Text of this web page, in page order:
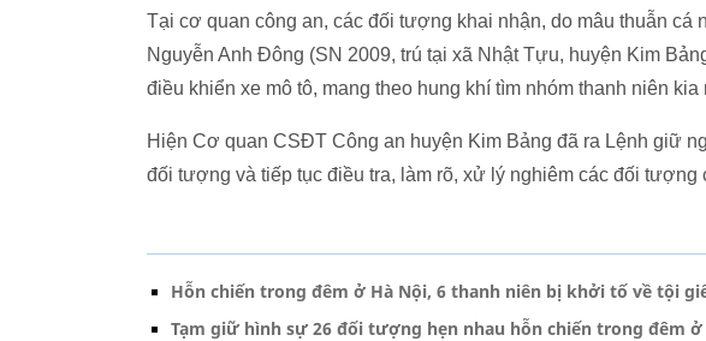
Tại cơ quan công an, các đối tượng khai nhận, do mâu thuẫn cá
Nguyễn Anh Đông (SN 2009, trú tại xã Nhật Tựu, huyện Kim
điều khiển xe mô tô, mang theo hung khí tìm nhóm thanh niên kia
Hiện Cơ quan CSĐT Công an huyện Kim Bảng đã ra Lệnh giữ
đối tượng và tiếp tục điều tra, làm rõ, xử lý nghiêm các đối tượng
Hỗn chiến trong đêm ở Hà Nội, 6 thanh niên bị khởi tố về tội
Tạm giữ hình sự 26 đối tượng hẹn nhau hỗn chiến trong đêm ở